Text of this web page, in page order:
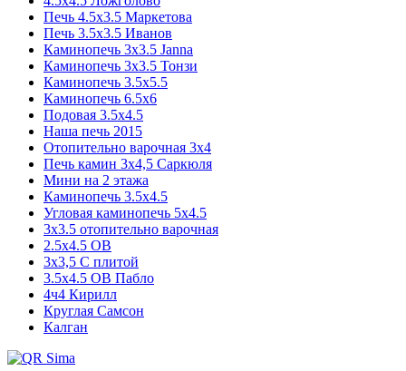
Печь 4.5x3.5 Маркетова
Печь 3.5x3.5 Иванов
Каминопечь 3x3.5 Janna
Каминопечь 3x3.5 Тонзи
Каминопечь 3.5х5.5
Каминопечь 6.5x6
Подовая 3.5х4.5
Наша печь 2015
Отопительно варочная 3х4
Печь камин 3х4,5 Саркюля
Мини на 2 этажа
Каминопечь 3.5х4.5
Угловая каминопечь 5х4.5
3х3.5 отопительно варочная
2.5х4.5 ОВ
3х3,5 C плитой
3.5х4.5 ОВ Пабло
4ч4 Кирилл
Круглая Самсон
Калган